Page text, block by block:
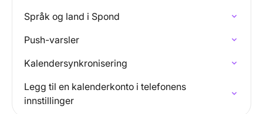
Språk og land i Spond
Push-varsler
Kalendersynkronisering
Legg til en kalenderkonto i telefonens
innstillinger